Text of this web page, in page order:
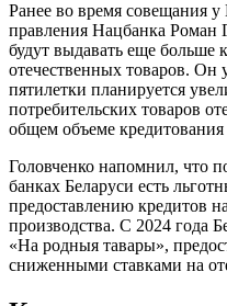
Ранее во время совещания у
правления Нацбанка Роман
будут выдавать еще больше
отечественных товаров. Он
пятилетки планируется
потребительских товаров
общем объеме
Головченко напомнил, что
банках Беларуси есть
предоставлению кредитов
производства. С 2024 года
«На родныя тавары»,
сниженными ставками на